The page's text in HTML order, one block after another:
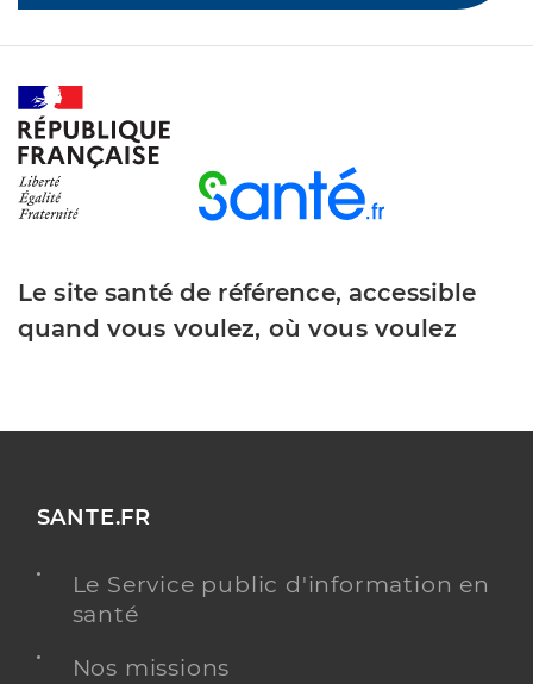
Le site santé de référence, accessible
quand vous voulez, où vous voulez
SANTE.FR
Le Service public d'information en
santé
Nos missions